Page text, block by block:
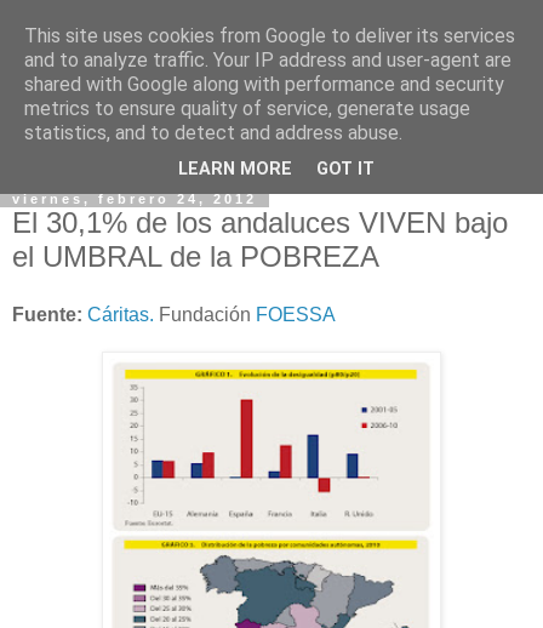
viernes, febrero 24, 2012
El 30,1% de los andaluces VIVEN bajo
el UMBRAL de la POBREZA
Fuente: Cáritas. Fundación FOESSA
This site uses cookies from Google to deliver its services
and to analyze traffic. Your IP address and user-agent are
shared with Google along with performance and security
metrics to ensure quality of service, generate usage
statistics, and to detect and address abuse.
LEARN MORE GOT IT